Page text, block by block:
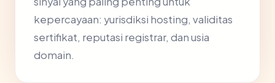
kepercayaan: yurisdiksi hosting, validitas
sertifikat, reputasi registrar, dan usia
domain.